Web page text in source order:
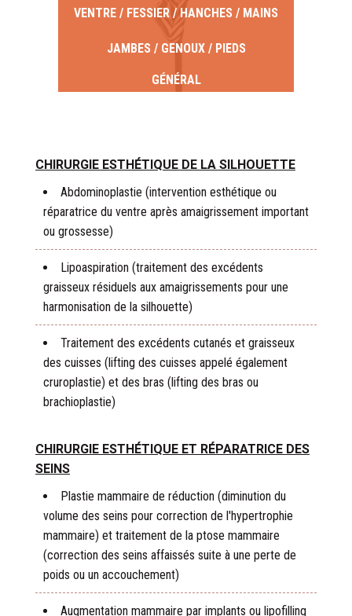
VENTRE / FESSIER / HANCHES / MAINS
JAMBES / GENOUX / PIEDS
GÉNÉRAL
CHIRURGIE ESTHÉTIQUE DE LA SILHOUETTE
Abdominoplastie (intervention esthétique ou
réparatrice du ventre après amaigrissement important
ou grossesse)
Lipoaspiration (traitement des excédents
graisseux résiduels aux amaigrissements pour une
harmonisation de la silhouette)
Traitement des excédents cutanés et graisseux
des cuisses (lifting des cuisses appelé également
cruroplastie) et des bras (lifting des bras ou
brachioplastie)
CHIRURGIE ESTHÉTIQUE ET RÉPARATRICE DES
SEINS
Plastie mammaire de réduction (diminution du
volume des seins pour correction de l'hypertrophie
mammaire) et traitement de la ptose mammaire
(correction des seins affaissés suite à une perte de
poids ou un accouchement)
Augmentation mammaire par implants ou lipofilling